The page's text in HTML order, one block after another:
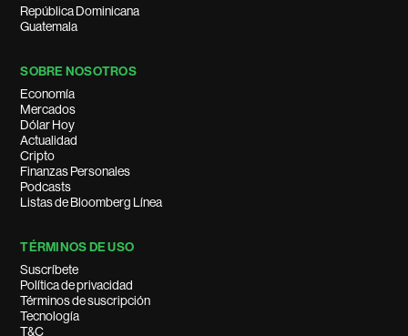
República Dominicana
Guatemala
SOBRE NOSOTROS
Economía
Mercados
Dólar Hoy
Actualidad
Cripto
Finanzas Personales
Podcasts
Listas de Bloomberg Línea
TÉRMINOS DE USO
Suscríbete
Política de privacidad
Términos de suscripción
Tecnología
T&C